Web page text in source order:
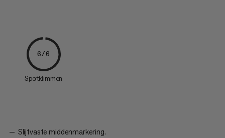
6/6
Sportklimmen
Slijtvaste middenmarkering.